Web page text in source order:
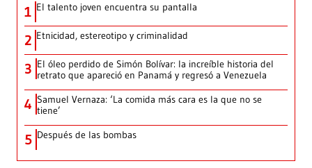
1 El talento joven encuentra su pantalla​
2 Etnicidad, estereotipo y criminalidad
3 El óleo perdido de Simón Bolívar: la increíble historia del
retrato que apareció en Panamá y regresó a Venezuela
4 Samuel Vernaza: ‘La comida más cara es la que no se
tiene’
5 Después de las bombas